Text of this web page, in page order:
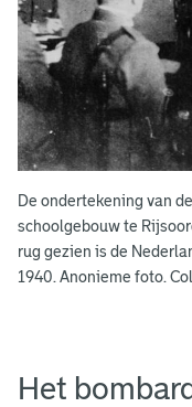
De ondertekening van
schoolgebouw te
rug gezien is de
1940. Anonieme foto.
Het